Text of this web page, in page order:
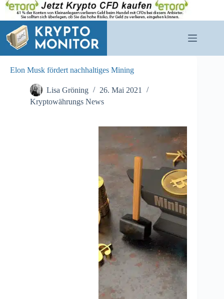
Zum
Inhalt
springen
Elon Musk fördert nachhaltiges Mining
Lisa Gröning
26. Mai 2021
Kryptowährungs News